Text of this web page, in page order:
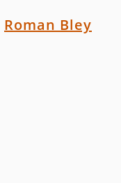
Roman Bley